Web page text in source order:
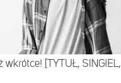
wkrótce! [TYTUŁ, SINGIEL,